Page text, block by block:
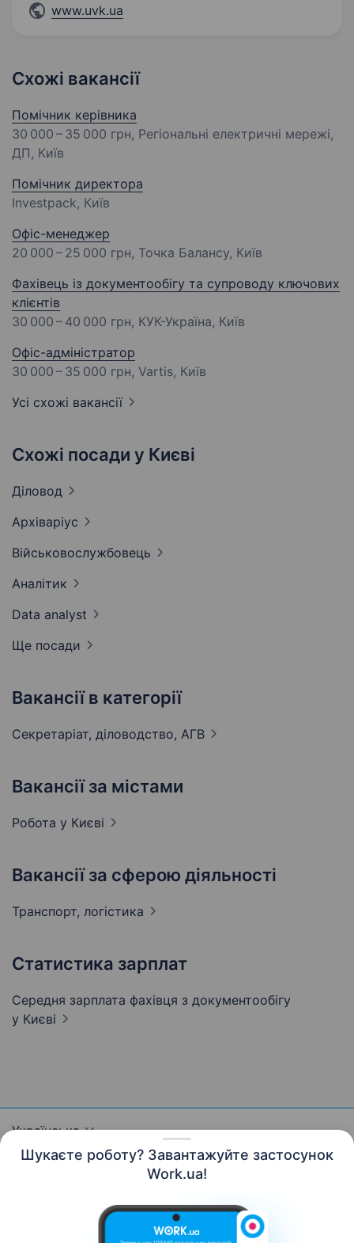
Шукаєте роботу? Завантажуйте застосунок
Work.ua!
www.uvk.ua
Схожі вакансії
Помічник керівника
30 000 – 35 000 грн, Регіональні електричні мережі,
ДП, Київ
Помічник директора
Investpack, Київ
Офіс-менеджер
20 000 – 25 000 грн, Точка Балансу, Київ
Фахівець із документообігу та супроводу ключових
клієнтів
30 000 – 40 000 грн, КУК-Україна, Київ
Офіс-адміністратор
30 000 – 35 000 грн, Vartis, Київ
Усі схожі вакансії
Схожі посади у Києві
Діловод
Архіваріус
Військовослужбовець
Аналітик
Data analyst
Ще посади
Вакансії в категорії
Секретаріат, діловодство, АГВ
Вакансії за містами
Робота у Києві
Вакансії за сферою діяльності
Транспорт, логістика
Статистика зарплат
Середня зарплата фахівця з документообігу
у Києві
Українська